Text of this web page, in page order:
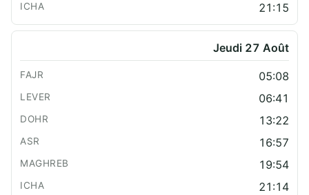
21:15
Jeudi 27 Août
05:08
06:41
13:22
16:57
19:54
21:14